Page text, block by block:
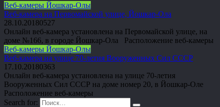
Веб-камеры Йошкар-Олы
Веб-камера на Первомайской улице, Йошкар-Ола
28.10.20180527
Онлайн веб-камера установлена на Первомайской улице, на
доме №166, в городе Йошкар-Ола Расположение веб-камеры
Веб-камеры Йошкар-Олы
Веб-камера на улице 70-летия Вооруженных Сил СССР
17.10.20180363
Онлайн веб-камера установлена на улице 70-летия
Вооруженных Сил СССР на доме номер 20, в Йошкар-Оле
Расположение веб-камеры
Search for: